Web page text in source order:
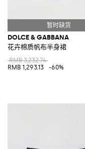
DOLCE & GABBANA
花卉棉质帆布半身裙
RMB 3,232.74
RMB 1,293.13
-60%